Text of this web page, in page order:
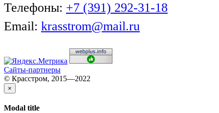
Телефоны: +7 (391) 292-31-18
Email: krasstrom@mail.ru
Сайты-партнеры
© Красстром, 2015—2022
×
Modal title